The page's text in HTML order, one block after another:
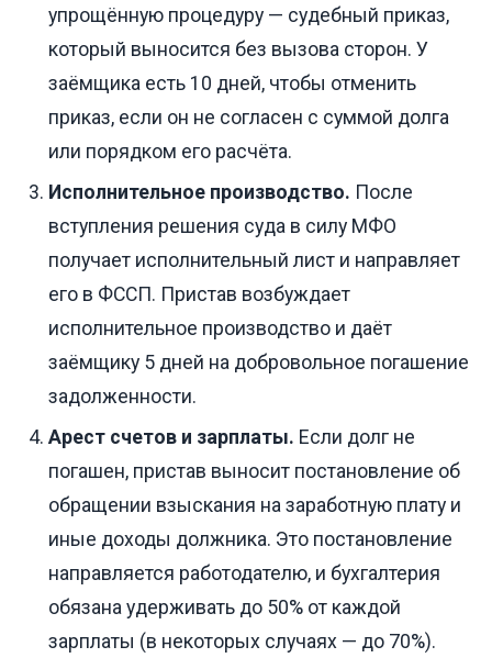
упрощённую процедуру — судебный приказ,
который выносится без вызова сторон. У
заёмщика есть 10 дней, чтобы отменить
приказ, если он не согласен с суммой долга
или порядком его расчёта.
Исполнительное производство. После
вступления решения суда в силу МФО
получает исполнительный лист и направляет
его в ФССП. Пристав возбуждает
исполнительное производство и даёт
заёмщику 5 дней на добровольное погашение
задолженности.
Арест счетов и зарплаты. Если долг не
погашен, пристав выносит постановление об
обращении взыскания на заработную плату и
иные доходы должника. Это постановление
направляется работодателю, и бухгалтерия
обязана удерживать до 50% от каждой
зарплаты (в некоторых случаях — до 70%).